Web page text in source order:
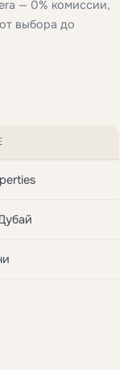
— 0% комиссии,
выбора до